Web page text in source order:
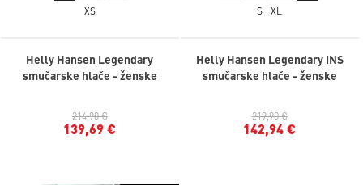
XS
Helly Hansen Legendary
smučarske hlače - ženske
214,90 €
139,69 €
S XL
Helly Hansen Legendary INS
smučarske hlače - ženske
219,90 €
142,94 €